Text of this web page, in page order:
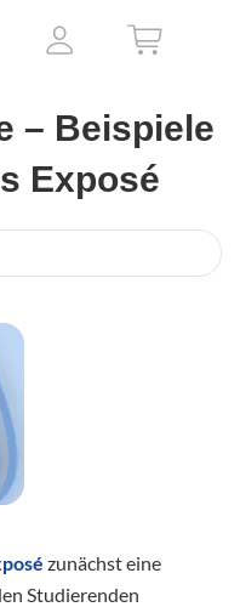
– Beispiele
Exposé
zunächst eine
Studierenden